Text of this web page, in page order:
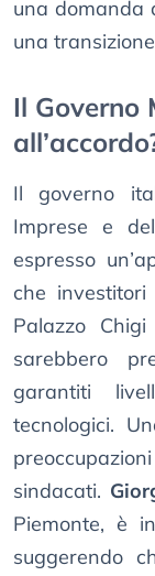
una domanda
una
Il Governo
Il governo
Imprese e
espresso
che
Palazzo
sarebbero
garantiti
tecnologici.
sindacati.
Piemonte, è
suggerendo